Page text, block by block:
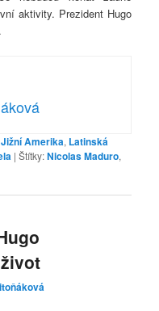
aktivity. Prezident Hugo
Jižní Amerika, Latinská
|Štítky:Nicolas Maduro,